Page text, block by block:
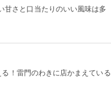
甘さと口当たりのいい風味は多
！雷門のわきに店かまえている